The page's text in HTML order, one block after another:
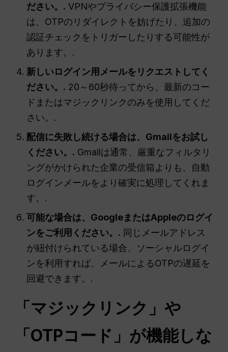
ださい。. VPNやプライバシー保護拡張機能
は、OTPのリダイレクトを妨げたり、追加の
認証チェックをトリガーしたりする可能性が
あります。.
新しいログイン用メールをリクエストしてく
ださい。. 20～60秒待ってから、最新のコー
ドまたはマジックリンクのみを使用してくだ
さい。.
配信に失敗し続ける場合は、Gmailをお試し
ください。. Gmailは通常、厳重なフィルタリ
ングがかけられた企業の受信箱よりも、自動
ログインメールをより確実に処理してくれま
す。.
可能な場合は、GoogleまたはAppleのログイ
ンをご利用ください。. 同じメールアドレス
が紐付けられている場合、ソーシャルログイ
ンを利用すれば、メールによるOTPの遅延を
回避できます。.
「マジックリンク」や
「OTPコード」が機能しな